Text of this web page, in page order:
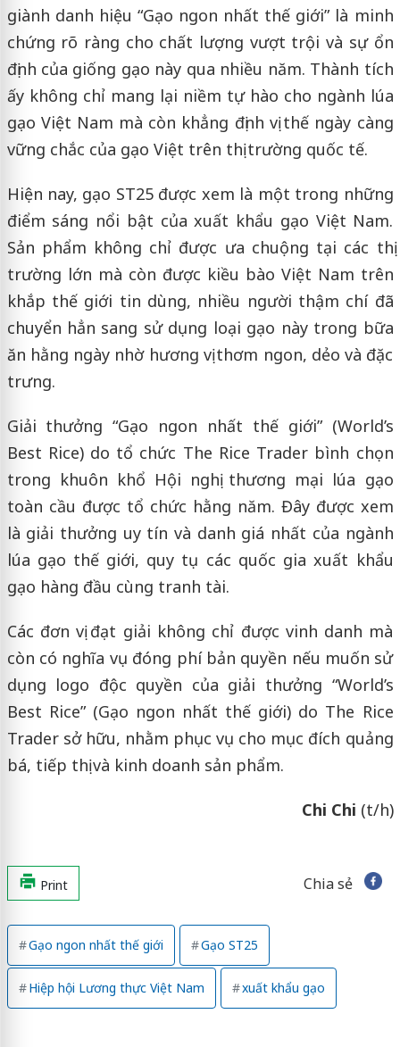
giành danh hiệu “Gạo ngon nhất thế giới” là minh
chứng rõ ràng cho chất lượng vượt trội và sự ổn
định của giống gạo này qua nhiều năm. Thành tích
ấy không chỉ mang lại niềm tự hào cho ngành lúa
gạo Việt Nam mà còn khẳng định vị thế ngày càng
vững chắc của gạo Việt trên thị trường quốc tế.
Hiện nay, gạo ST25 được xem là một trong những
điểm sáng nổi bật của xuất khẩu gạo Việt Nam.
Sản phẩm không chỉ được ưa chuộng tại các thị
trường lớn mà còn được kiều bào Việt Nam trên
khắp thế giới tin dùng, nhiều người thậm chí đã
chuyển hẳn sang sử dụng loại gạo này trong bữa
ăn hằng ngày nhờ hương vị thơm ngon, dẻo và đặc
trưng.
Giải thưởng “Gạo ngon nhất thế giới” (World’s
Best Rice) do tổ chức The Rice Trader bình chọn
trong khuôn khổ Hội nghị thương mại lúa gạo
toàn cầu được tổ chức hằng năm. Đây được xem
là giải thưởng uy tín và danh giá nhất của ngành
lúa gạo thế giới, quy tụ các quốc gia xuất khẩu
gạo hàng đầu cùng tranh tài.
Các đơn vị đạt giải không chỉ được vinh danh mà
còn có nghĩa vụ đóng phí bản quyền nếu muốn sử
dụng logo độc quyền của giải thưởng “World’s
Best Rice” (Gạo ngon nhất thế giới) do The Rice
Trader sở hữu, nhằm phục vụ cho mục đích quảng
bá, tiếp thị và kinh doanh sản phẩm.
Chi Chi (t/h)
Print Chia sẻ
Gạo ngon nhất thế giới Gạo ST25
Hiệp hội Lương thực Việt Nam xuất khẩu gạo